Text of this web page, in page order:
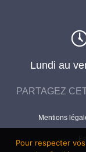
Lundi au
PARTAGEZ
Mentions
Pour respecter